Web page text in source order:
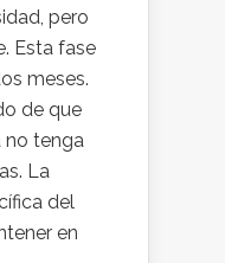
pero
Esta fase
meses.
de que
no tenga
La
del
en